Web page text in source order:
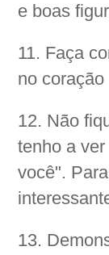
e boas
11. Faça
no
12. Não
tenho a
você".
13.